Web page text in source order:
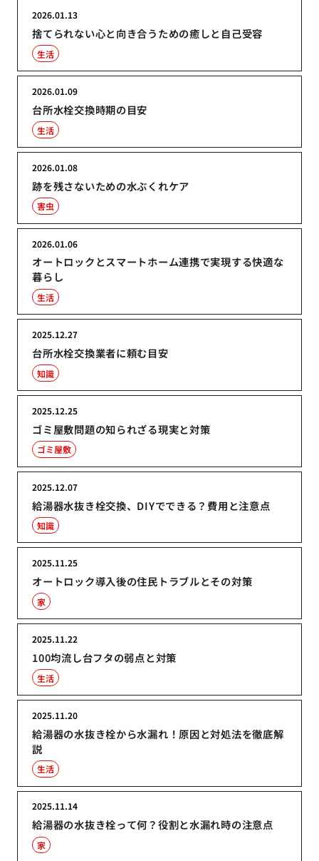
捨てられない心と向き合うための癒しと自己受容
2026.01.13
生活
台所水栓交換時期の目安
2026.01.09
生活
跡を残さないための水ぶくれケア
2026.01.08
害虫
オートロックとスマートホーム連携で実現する快適な
暮らし
2026.01.06
生活
台所水栓交換業者に頼む目安
2025.12.27
知識
ゴミ屋敷問題の知られざる現実と対策
2025.12.25
ゴミ屋敷
給湯器水抜き栓交換、DIYでできる？費用と注意点
2025.12.07
知識
オートロック導入後の住民トラブルとその対策
2025.11.25
家
100均流し台フタの弱点と対策
2025.11.22
生活
給湯器の水抜き栓から水漏れ！原因と対処法を徹底解
説
2025.11.20
生活
給湯器の水抜き栓って何？役割と水漏れ時の注意点
2025.11.14
家